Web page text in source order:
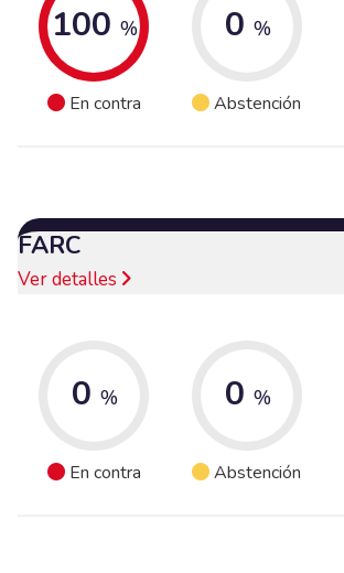
100 %
En contra
0 %
Abstención
FARC
Ver detalles
0 %
En contra
0 %
Abstención